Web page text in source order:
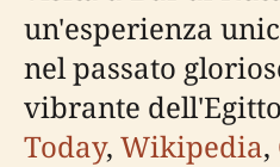
un'esperienza
nel passato
vibrante
Today, Wikipedia,